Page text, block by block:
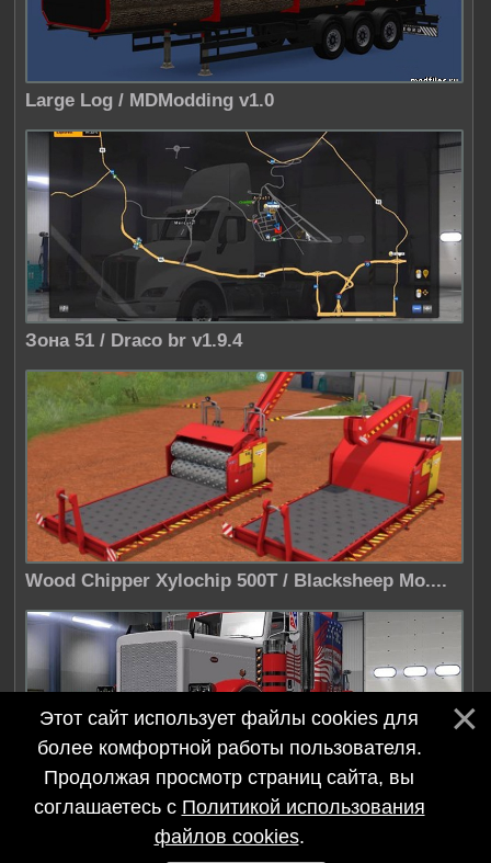
Large Log / MDModding v1.0
Зона 51 / Draco br v1.9.4
Wood Chipper Xylochip 500T / Blacksheep Mo....
Этот сайт использует файлы cookies для
более комфортной работы пользователя.
Продолжая просмотр страниц сайта, вы
соглашаетесь с Политикой использования
файлов cookies.